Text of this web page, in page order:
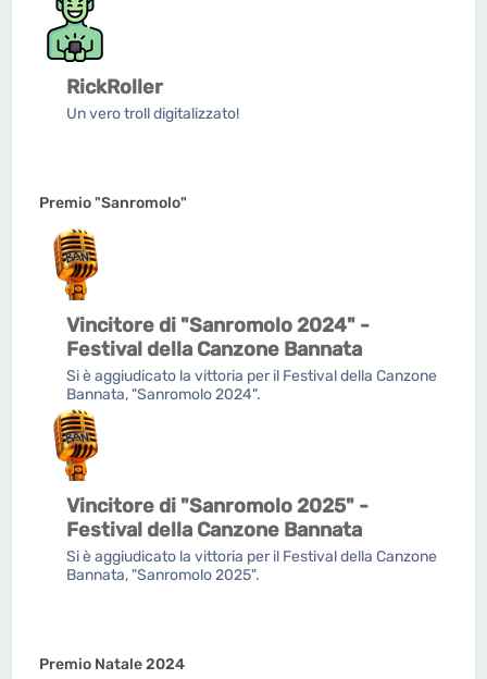
RickRoller
Un vero troll digitalizzato!
Premio "Sanromolo"
Vincitore di "Sanromolo 2024" -
Festival della Canzone Bannata
Si è aggiudicato la vittoria per il Festival della Canzone
Bannata, "Sanromolo 2024".
Vincitore di "Sanromolo 2025" -
Festival della Canzone Bannata
Si è aggiudicato la vittoria per il Festival della Canzone
Bannata, "Sanromolo 2025".
Premio Natale 2024